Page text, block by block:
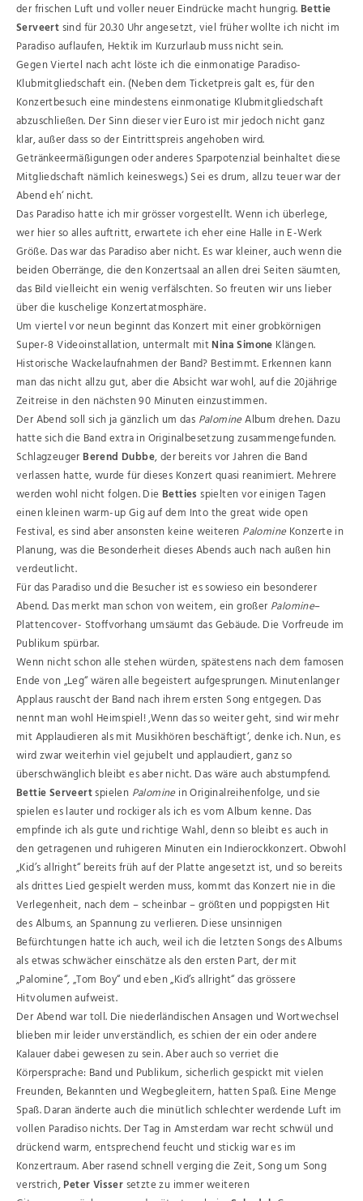
der frischen Luft und voller neuer Eindrücke macht hungrig. Bettie
Serveertsind für 20.30 Uhr angesetzt, viel früher wollte ich nicht im
Paradiso auflaufen, Hektik im Kurzurlaub muss nicht sein.
Gegen Viertel nach acht löste ich die einmonatige Paradiso-
Klubmitgliedschaft ein. (Neben dem Ticketpreis galt es, für den
Konzertbesuch eine mindestens einmonatige Klubmitgliedschaft
abzuschließen. Der Sinn dieser vier Euro ist mir jedoch nicht ganz
klar, außer dass so der Eintrittspreis angehoben wird.
Getränkeermäßigungen oder anderes Sparpotenzial beinhaltet diese
Mitgliedschaft nämlich keineswegs.) Sei es drum, allzu teuer war der
Abend eh‘ nicht.
Das Paradiso hatte ich mir grösser vorgestellt. Wenn ich überlege,
wer hier so alles auftritt, erwartete ich eher eine Halle in E-Werk
Größe. Das war das Paradiso aber nicht. Es war kleiner, auch wenn die
beiden Oberränge, die den Konzertsaal an allen drei Seiten säumten,
das Bild vielleicht ein wenig verfälschten. So freuten wir uns lieber
über die kuschelige Konzertatmosphäre.
Um viertel vor neun beginnt das Konzert mit einer grobkörnigen
Super-8 Videoinstallation, untermalt mitNina Simone Klängen.
Historische Wackelaufnahmen der Band? Bestimmt. Erkennen kann
man das nicht allzu gut, aber die Absicht war wohl, auf die 20jährige
Zeitreise in den nächsten 90 Minuten einzustimmen.
Der Abend soll sich ja gänzlich um das PalomineAlbum drehen. Dazu
hatte sich die Band extra in Originalbesetzung zusammengefunden.
Schlagzeuger Berend Dubbe, der bereits vor Jahren die Band
verlassen hatte, wurde für dieses Konzert quasi reanimiert. Mehrere
werden wohl nicht folgen. Die Bettiesspielten vor einigen Tagen
einen kleinen warm-up Gig auf dem Into the great wide open
Festival, es sind aber ansonsten keine weiteren PalomineKonzerte in
Planung, was die Besonderheit dieses Abends auch nach außen hin
verdeutlicht.
Für das Paradiso und die Besucher ist es sowieso ein besonderer
Abend. Das merkt man schon von weitem, ein großer Palomine–
Plattencover- Stoffvorhang umsäumt das Gebäude. Die Vorfreude im
Publikum spürbar.
Wenn nicht schon alle stehen würden, spätestens nach dem famosen
Ende von „Leg“ wären alle begeistert aufgesprungen. Minutenlanger
Applaus rauscht der Band nach ihrem ersten Song entgegen. Das
nennt man wohl Heimspiel! ‚Wenn das so weiter geht, sind wir mehr
mit Applaudieren als mit Musikhören beschäftigt‘, denke ich. Nun, es
wird zwar weiterhin viel gejubelt und applaudiert, ganz so
überschwänglich bleibt es aber nicht. Das wäre auch abstumpfend.
Bettie Serveertspielen Palominein Originalreihenfolge, und sie
spielen es lauter und rockiger als ich es vom Album kenne. Das
empfinde ich als gute und richtige Wahl, denn so bleibt es auch in
den getragenen und ruhigeren Minuten ein Indierockkonzert. Obwohl
„Kid’s allright“ bereits früh auf der Platte angesetzt ist, und so bereits
als drittes Lied gespielt werden muss, kommt das Konzert nie in die
Verlegenheit, nach dem – scheinbar – größten und poppigsten Hit
des Albums, an Spannung zu verlieren. Diese unsinnigen
Befürchtungen hatte ich auch, weil ich die letzten Songs des Albums
als etwas schwächer einschätze als den ersten Part, der mit
„Palomine“, „Tom Boy“ und eben „Kid’s allright“ das grössere
Hitvolumen aufweist.
Der Abend war toll. Die niederländischen Ansagen und Wortwechsel
blieben mir leider unverständlich, es schien der ein oder andere
Kalauer dabei gewesen zu sein. Aber auch so verriet die
Körpersprache: Band und Publikum, sicherlich gespickt mit vielen
Freunden, Bekannten und Wegbegleitern, hatten Spaß. Eine Menge
Spaß. Daran änderte auch die minütlich schlechter werdende Luft im
vollen Paradiso nichts. Der Tag in Amsterdam war recht schwül und
drückend warm, entsprechend feucht und stickig war es im
Konzertraum. Aber rasend schnell verging die Zeit, Song um Song
verstrich,Peter Vissersetzte zu immer weiteren